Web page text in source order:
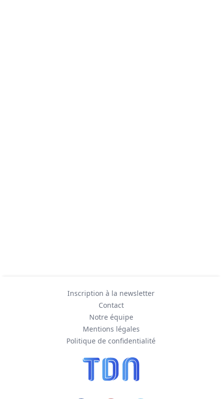
Inscription à la newsletter
Contact
Notre équipe
Mentions légales
Politique de confidentialité